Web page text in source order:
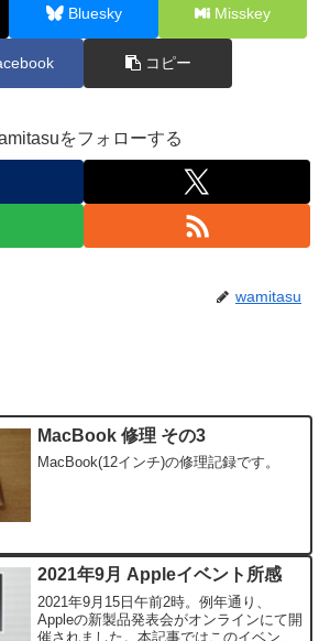
Bluesky Misskey
コピー
をフォローする
wamitasu
MacBook 修理 その3
MacBook(12インチ)の修理記録です。
2021年9月 Appleイベント所感
2021年9月15日午前2時。例年通り、
Appleの新製品発表会がオンラインにて開
催されました。本記事ではこのイベント